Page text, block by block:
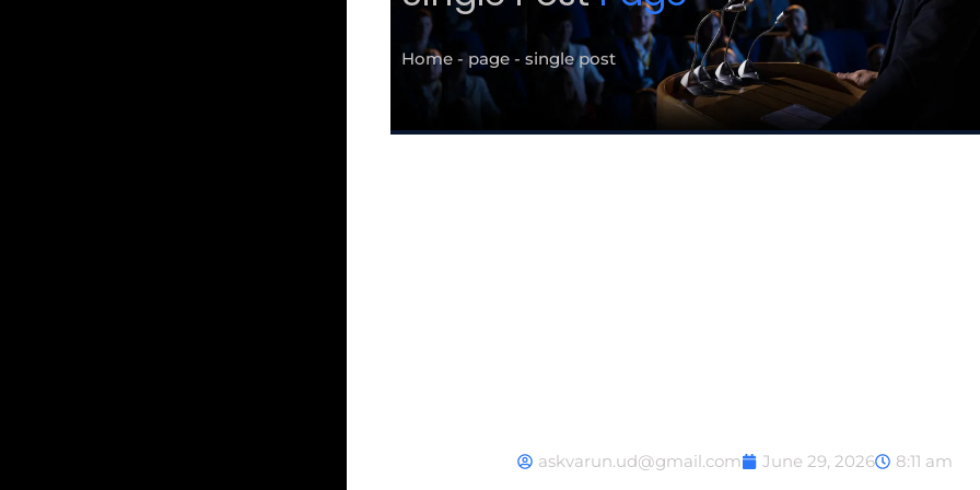
Home - page - single post
askvarun.ud@gmail.com June 29, 2026 8:11 am